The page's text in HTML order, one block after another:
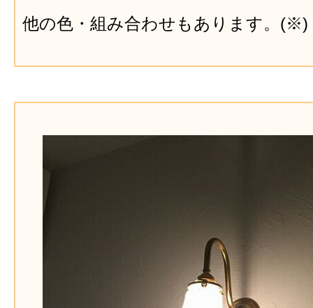
他の色・組み合わせもあります。(※)